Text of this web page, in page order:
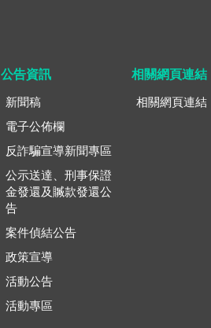
公告資訊
新聞稿
電子公佈欄
反詐騙宣導新聞專區
公示送達、刑事保證
金發還及贓款發還公
告
案件偵結公告
政策宣導
活動公告
活動專區
相關網頁連結
相關網頁連結